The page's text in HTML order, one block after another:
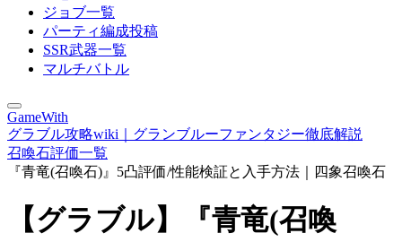
ジョブ一覧
パーティ編成投稿
SSR武器一覧
マルチバトル
GameWith
グラブル攻略wiki｜グランブルーファンタジー徹底解説
召喚石評価一覧
『青竜(召喚石)』5凸評価/性能検証と入手方法｜四象召喚石
【グラブル】『青竜(召喚